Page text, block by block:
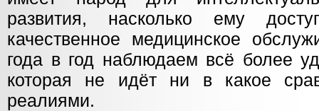
развития, насколько ему
качественное медицинское
года в год наблюдаем всё более
которая не идёт ни в какое
реалиями.